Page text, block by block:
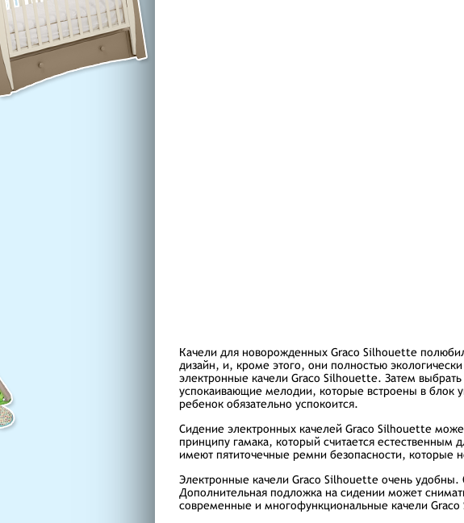
Качели для новорожденных Graco Silhouette
дизайн, и, кроме этого, они полностью
электронные качели Graco Silhouette. Затем
успокаивающие мелодии, которые встроены в блок
ребенок обязательно успокоится.
Сидение электронных качелей Graco Silhouette
принципу гамака, который считается
имеют пятиточечные ремни безопасности, которые
Электронные качели Graco Silhouette очень удобны.
Дополнительная подложка на сидении может
современные и многофункциональные качели